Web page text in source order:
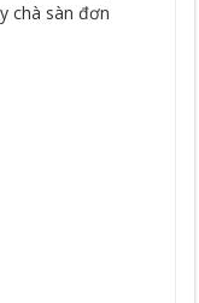
chà sàn đơn